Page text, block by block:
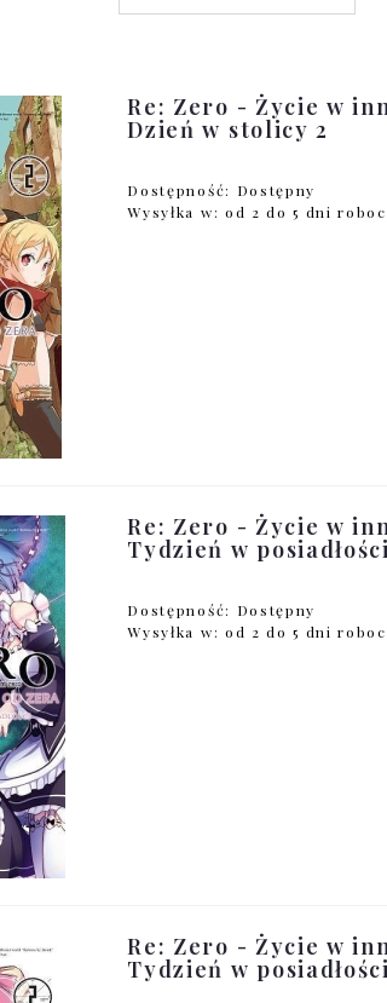
Re: Zero - Życie w
Dzień w stolicy 2
Dostępność: Dostępny
Wysyłka w: od 2 do 5 dni
Re: Zero - Życie w
Tydzień w
Dostępność: Dostępny
Wysyłka w: od 2 do 5 dni
Re: Zero - Życie w
Tydzień w